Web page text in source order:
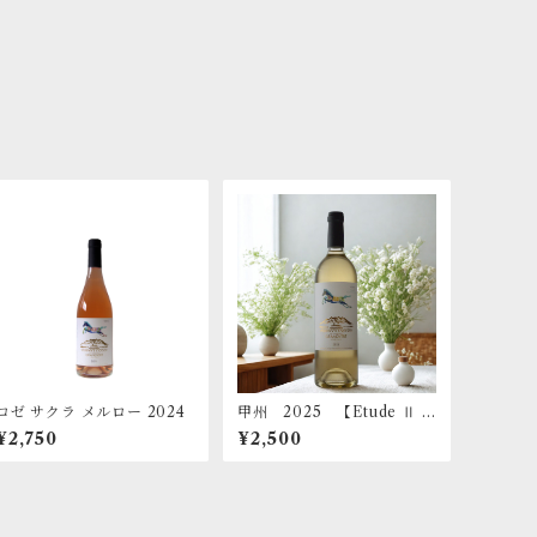
ゼ サクラ メルロー 2024
甲州 2025 【Etude Ⅱ -
低温発酵】
¥2,500